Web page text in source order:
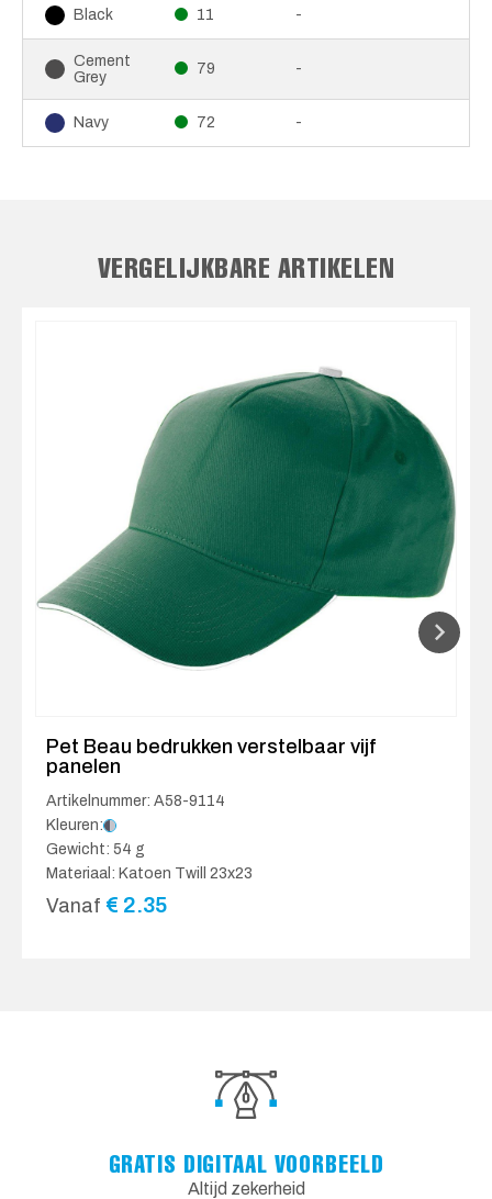
Black 11 -
Cement
Grey
79 -
Navy 72 -
VERGELIJKBARE ARTIKELEN
Pet Beau bedrukken verstelbaar vijf
panelen
Artikelnummer: A58-9114
Kleuren:
Gewicht: 54 g
Materiaal: Katoen Twill 23x23
Vanaf € 2.35
GRATIS DIGITAAL VOORBEELD
Altijd zekerheid